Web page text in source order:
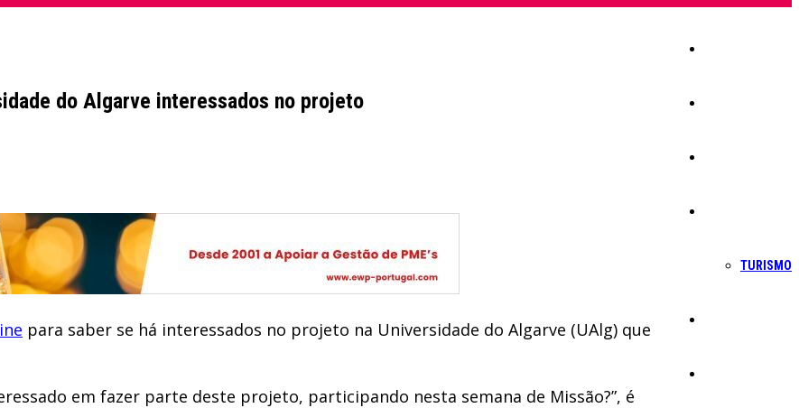
TURISMO
do Algarve interessados no projeto
para saber se há interessados no projeto na Universidade do Algarve (UAlg) que
em fazer parte deste projeto, participando nesta semana de Missão?”, é